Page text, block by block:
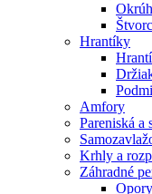
Hrantíky
Amfory
Pareniská a
Krhly a
Záhradné